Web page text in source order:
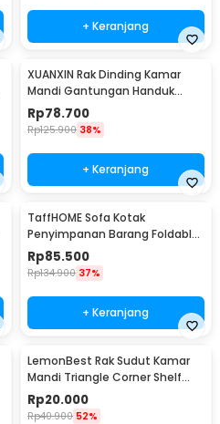
+ Keranjang
XUANXIN Rak Dinding Kamar
Mandi Gantungan Handuk
Double Layer - B04-1
Rp78.700
Rp125.900 38%
+ Keranjang
TaffHOME Sofa Kotak
Penyimpanan Barang Foldable
Storage Box 38x38x36.5cm -
L1705
Rp85.500
Rp134.900 37%
+ Keranjang
LemonBest Rak Sudut Kamar
Mandi Triangle Corner Shelf
Stainless Steel - G49
Rp20.000
Rp40.900 52%